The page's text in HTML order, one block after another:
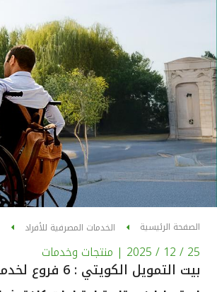
الصفحة الرئيسية الخدمات المصرفية للأفراد
25 / 12 / 2025 | منتجات وخدمات
بيت التمويل الكويتي : 6 فروع لخدمة العملاء من ذوي الاحتياجات الخاصة